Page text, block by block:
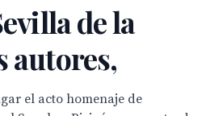
de la
autores,
el acto homenaje de